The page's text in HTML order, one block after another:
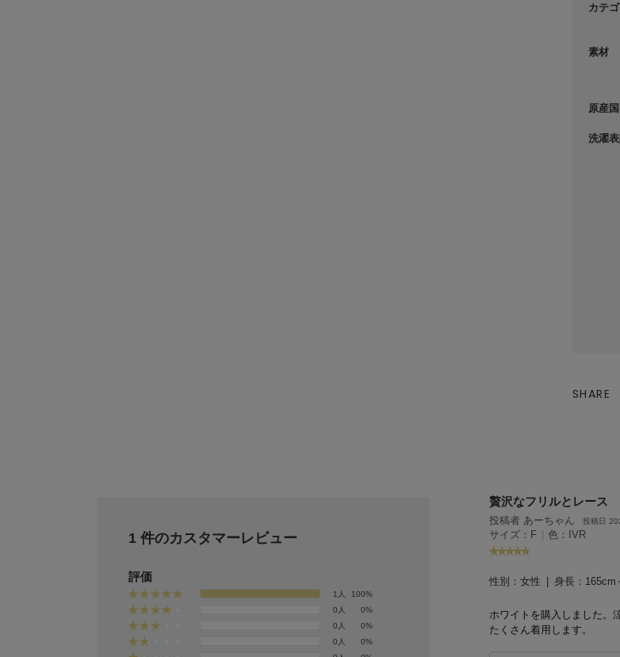
カテゴ
素材
原産国
洗濯
SHARE
1 件のカスタマーレビュー
評価
1人
100%
0人
0%
0人
0%
0人
0%
贅沢なフリルとレース
投稿者 あーちゃん 投稿日
サイズ：F | 色：IVR
性別： 女性 身長： 165cm
ホワイトを購入しました。
たくさん着用します。